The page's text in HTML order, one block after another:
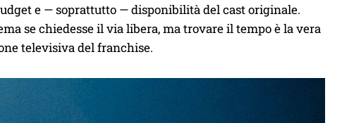
e — soprattutto — disponibilità del cast originale.
se chiedesse il via libera, ma trovare il tempo è la vera
televisiva del franchise.